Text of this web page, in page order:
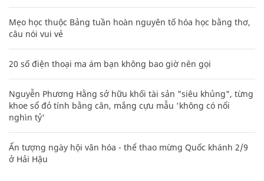
Mẹo học thuộc Bảng tuần hoàn nguyên tố hóa học bằng thơ,
câu nói vui vẻ
20 số điện thoại ma ám bạn không bao giờ nên gọi
Nguyễn Phương Hằng sở hữu khối tài sản "siêu khủng", từng
khoe sổ đỏ tính bằng cân, mắng cựu mẫu 'không có nổi
nghìn tỷ'
Ấn tượng ngày hội văn hóa - thể thao mừng Quốc khánh 2/9
ở Hải Hậu